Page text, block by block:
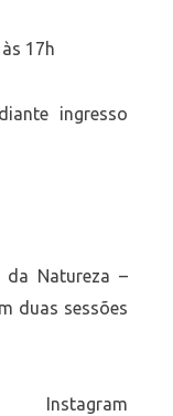
17h
ingresso
da Natureza –
duas sessões